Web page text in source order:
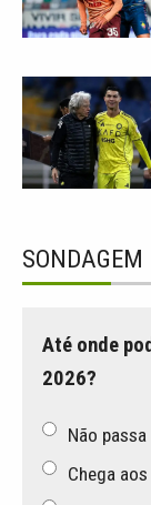
SONDAGEM
Até onde
2026?
Não
Chega